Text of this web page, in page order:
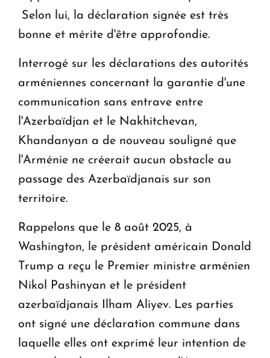
Selon lui, la déclaration signée est très
bonne et mérite d'être approfondie.
Interrogé sur les déclarations des autorités
arméniennes concernant la garantie d'une
communication sans entrave entre
l'Azerbaïdjan et le Nakhitchevan,
Khandanyan a de nouveau souligné que
l'Arménie ne créerait aucun obstacle au
passage des Azerbaïdjanais sur son
territoire.
Rappelons que le 8 août 2025, à
Washington, le président américain Donald
Trump a reçu le Premier ministre arménien
Nikol Pashinyan et le président
azerbaïdjanais Ilham Aliyev. Les parties
ont signé une déclaration commune dans
laquelle elles ont exprimé leur intention de